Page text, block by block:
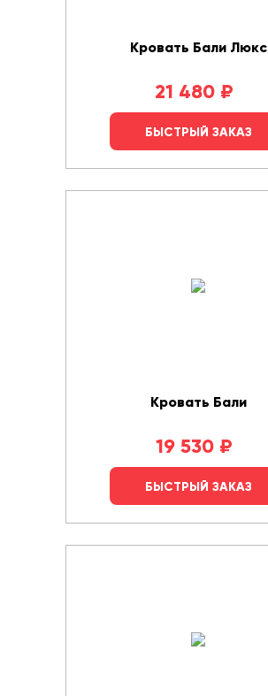
Кровать Бали Люкс
21 480 ₽
БЫСТРЫЙ ЗАКАЗ
Кровать Бали
19 530 ₽
БЫСТРЫЙ ЗАКАЗ